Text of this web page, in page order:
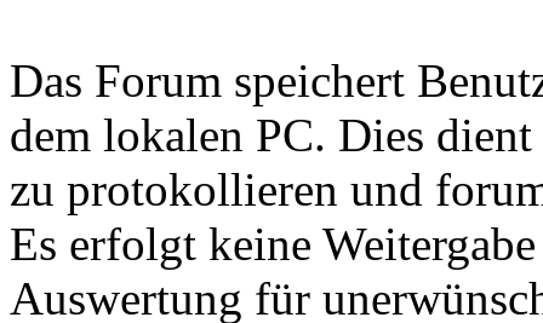
Das Forum speichert
dem lokalen PC. Dies
zu protokollieren und
Es erfolgt keine
Auswertung für